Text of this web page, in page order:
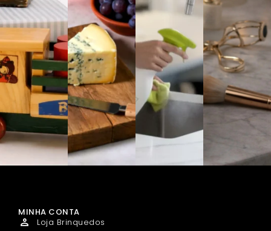
MINHA CONTA
Loja Brinquedos